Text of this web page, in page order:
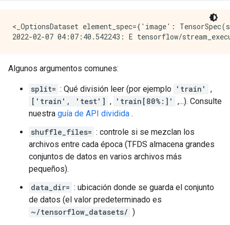
<_OptionsDataset element_spec={'image':
Algunos argumentos comunes:
split= : Qué división leer (por ejemplo 'train'
,
['train', 'test'] , 'train[80%:]'
,...). Consulte
nuestra guía de API dividida .
shuffle_files= : controle si se mezclan los
archivos entre cada época (TFDS almacena grandes
conjuntos de datos en varios archivos más
pequeños).
data_dir= : ubicación donde se guarda el conjunto
de datos (el valor predeterminado es
~/tensorflow_datasets/ )